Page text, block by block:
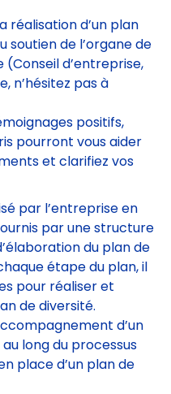
réalisation d’un plan
soutien de l’organe de
d’entreprise,
n’hésitez pas à
positifs,
pourront vous aider
et clarifiez vos
par l’entreprise en
par une structure
du plan de
étape du plan, il
pour réaliser et
de diversité.
d’un
long du processus
place d’un plan de